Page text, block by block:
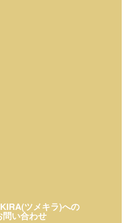
ツメキラ)への
問い合わせ